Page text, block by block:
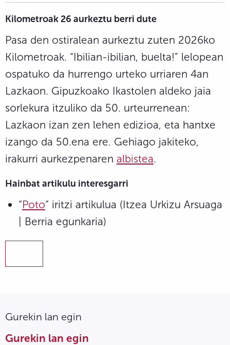
Kilometroak 26 aurkeztu berri dute
Pasa den ostiralean aurkeztu zuten 2026ko
Kilometroak. “Ibilian-ibilian, buelta!” lelopean
ospatuko da hurrengo urteko urriaren 4an
Lazkaon. Gipuzkoako Ikastolen aldeko jaia
sorlekura itzuliko da 50. urteurrenean:
Lazkaon izan zen lehen edizioa, eta hantxe
izango da 50.ena ere. Gehiago jakiteko,
irakurri aurkezpenaren albistea.
Hainbat artikulu interesgarri
“Poto“ iritzi artikulua (Itzea Urkizu Arsuaga
| Berria egunkaria)
Gurekin lan egin
Gurekin lan egin